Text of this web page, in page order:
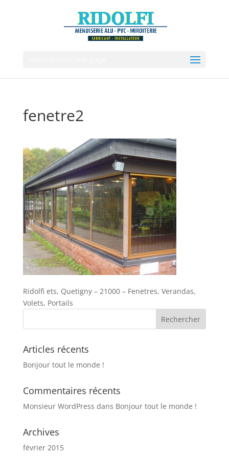
fenetre2
Ridolfi ets, Quetigny – 21000 – Fenetres, Verandas,
Volets, Portails
Articles récents
Bonjour tout le monde !
Commentaires récents
Monsieur WordPress dans Bonjour tout le monde !
Archives
février 2015